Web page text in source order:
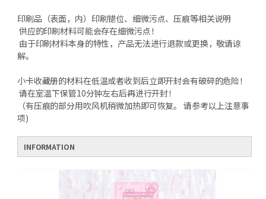
印刷品（表面，内）印刷错位、细微污点、压痕等相关说明
供应的印刷材料可能会存在细微污点！
由于印刷材料本身的特性，产品无法进行退款或更换，敬请谅
解。
小卡收藏册的材料在低温或者收到后立即开封会有破碎的危险！
请在室温下保管10分钟左右后再进行开封！
（有压痕的部分用吹风机稍微加热即可恢复。 请参考以上注意事
项)
INFORMATION